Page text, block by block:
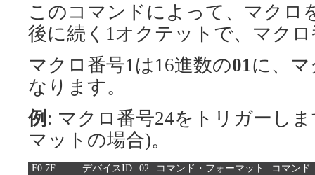
このコマンドによって、マクロ
後に続く1オクテットで、マク
マクロ番号1は16進数の01に、マ
なります。
例 : マクロ番号24をトリガーし
マットの場合)。
F0 7F デバイスID 02 コマンド・フォーマット
コマンド